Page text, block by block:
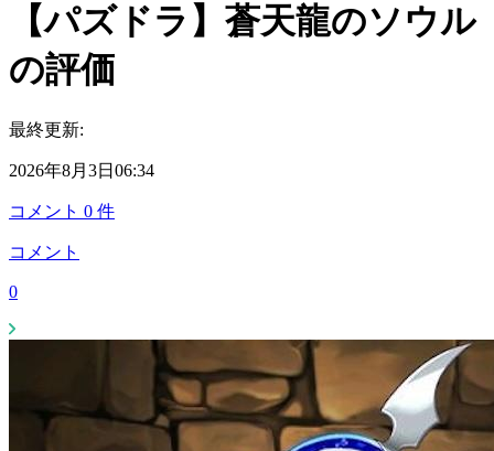
【パズドラ】蒼天龍のソウル
の評価
最終更新:
2026年8月3日06:34
コメント 0 件
コメント
0